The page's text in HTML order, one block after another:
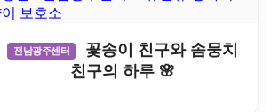
전남광주센터
꽃송이 친구와 솜뭉치
친구의 하루 🌸